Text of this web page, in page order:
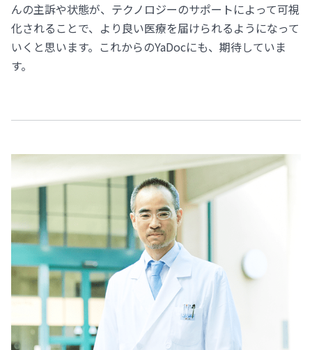
んの主訴や状態が、テクノロジーのサポートによって可視
化されることで、より良い医療を届けられるようになって
いくと思います。これからのYaDocにも、期待していま
す。